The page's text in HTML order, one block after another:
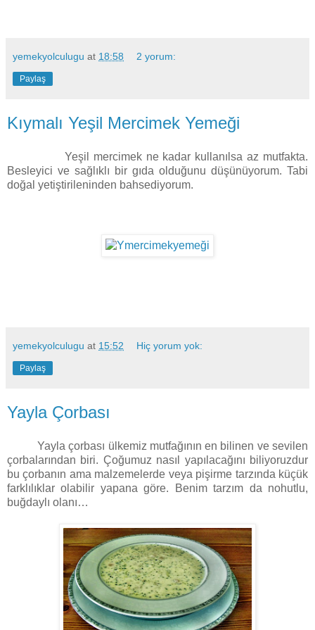
yemekyolculugu at 18:58 2 yorum:
Paylaş
Kıymalı Yeşil Mercimek Yemeği
Yeşil mercimek ne kadar kullanılsa az mutfakta.
Besleyici ve sağlıklı bir gıda olduğunu düşünüyorum. Tabi
doğal yetiştirileninden bahsediyorum.
yemekyolculugu at 15:52 Hiç yorum yok:
Paylaş
Yayla Çorbası
Yayla çorbası ülkemiz mutfağının en bilinen ve sevilen
çorbalarından biri. Çoğumuz nasıl yapılacağını biliyoruzdur
bu çorbanın ama malzemelerde veya pişirme tarzında küçük
farklılıklar olabilir yapana göre. Benim tarzım da nohutlu,
buğdaylı olanı…